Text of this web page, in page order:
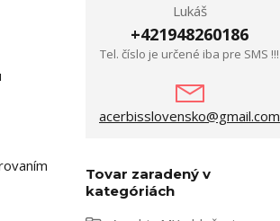
Lukáš
+421948260186
Tel. číslo je určené iba pre SMS !!!
acerbisslovensko@gmail.com
Tovar zaradený v
kategóriách